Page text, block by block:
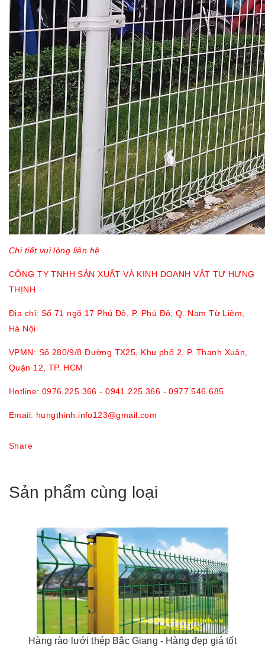
Chi tiết vui lòng liên hệ
CÔNG TY TNHH SẢN XUẤT VÀ KINH DOANH VẬT TƯ HƯNG
THỊNH
Địa chỉ: Số 71 ngõ 17 Phú Đô, P. Phú Đô, Q. Nam Từ Liêm,
Hà Nội
VPMN: Số 280/9/8 Đường TX25, Khu phố 2, P. Thạnh Xuân,
Quận 12, TP. HCM
Hotline: 0976.225.366 - 0941.225.366 - 0977.546.685
Email: hungthinh.info123@gmail.com
Share
Sản phẩm cùng loại
Hàng rào lưới thép Bắc Giang - Hàng đẹp giá tốt